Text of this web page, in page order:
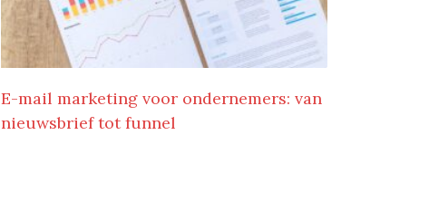
E-mail marketing voor ondernemers: van
nieuwsbrief tot funnel